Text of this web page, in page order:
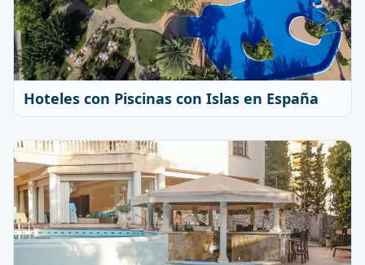
Hoteles con Piscinas con Islas en España